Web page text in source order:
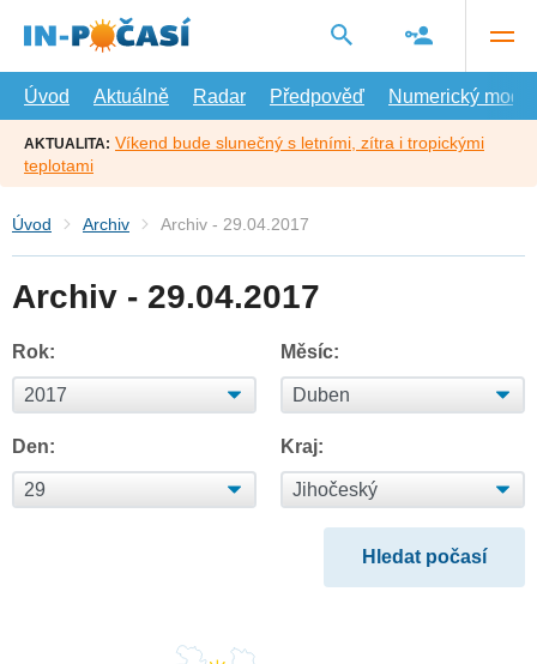
hlavní
Úvod
Aktuálně Radar Předpověď Numerický model
AKTUALITA: Víkend bude slunečný s letními, zítra i tropickými
teplotami
Úvod Archiv Archiv - 29.04.2017
Archiv - 29.04.2017
Rok: Měsíc:
Den: Kraj: